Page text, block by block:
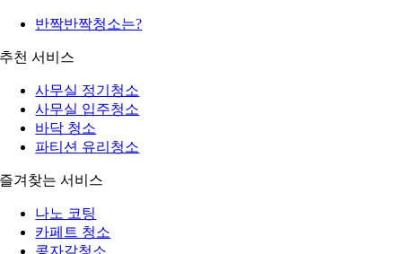
반짝반짝청소는?
추천 서비스
사무실 정기청소
사무실 입주청소
바닥 청소
파티션 유리청소
즐겨찾는 서비스
나노 코팅
카페트 청소
콩자갈청소